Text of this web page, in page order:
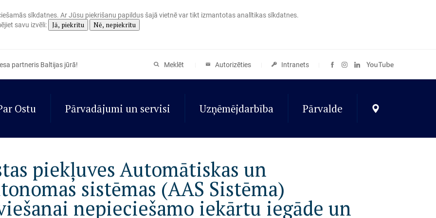
sīkdatnes. Ar Jūsu piekrišanu papildus šajā vietnē var tikt izmantotas analītikas sīkdatnes.
savu izvēli:
Jā, piekrītu Nē, nepiekrītu
partneris Baltijas jūrā! Meklēt Autorizēties Intranets
Ostu Pārvadājumi un servisi Uzņēmējdarbība Pārvalde
piekļuves Automātiskas un
sistēmas (AAS Sistēma)
nepieciešamo iekārtu iegāde un